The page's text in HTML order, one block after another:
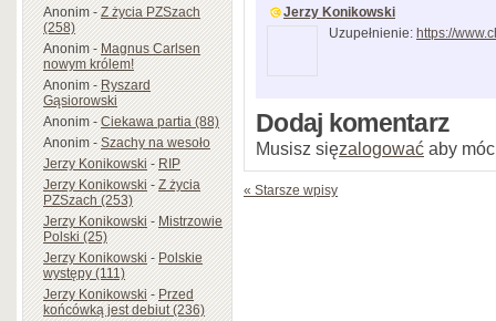
Anonim-Z życia PZSzach
(258)
Anonim-Magnus Carlsen
nowym królem!
Anonim-Ryszard
Gąsiorowski
Anonim-Ciekawa partia (88)
Anonim-Szachy na wesoło
Jerzy Konikowski-RIP
Jerzy Konikowski-Z życia
PZSzach (253)
Jerzy Konikowski-Mistrzowie
Polski (25)
Jerzy Konikowski-Polskie
występy (111)
Jerzy Konikowski-Przed
końcówką jest debiut (236)
Jerzy Konikowski
Uzupełnienie: https://
Dodaj komentarz
Musisz sięzalogować aby
« Starsze wpisy